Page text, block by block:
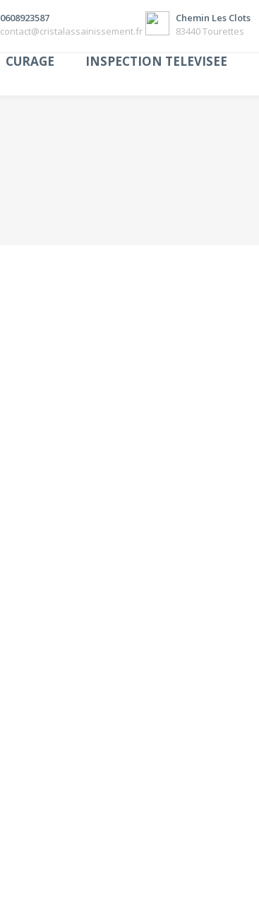
0608923587
contact@cristalassainissement.fr
Chemin Les Clots
83440 Tourettes
CURAGE INSPECTION TELEVISEE